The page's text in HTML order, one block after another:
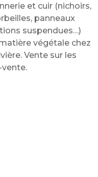
et cuir (nichoirs,
panneaux
suspendues…)
végétale chez
Vente sur les